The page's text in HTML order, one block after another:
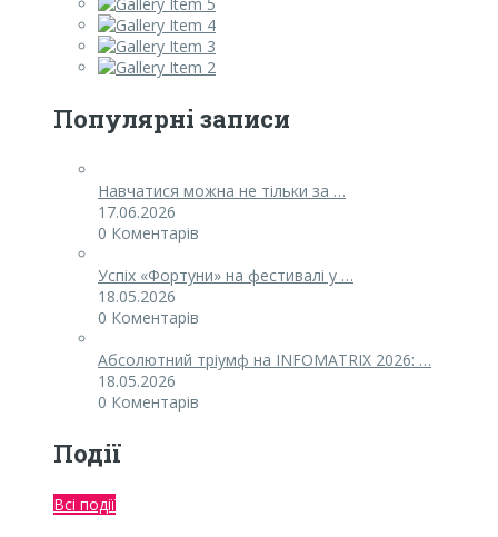
Популярні записи
Навчатися можна не тільки за …
17.06.2026
0 Коментарів
Успіх «Фортуни» на фестивалі у …
18.05.2026
0 Коментарів
Абсолютний тріумф на INFOMATRIX 2026: …
18.05.2026
0 Коментарів
Події
Всі події